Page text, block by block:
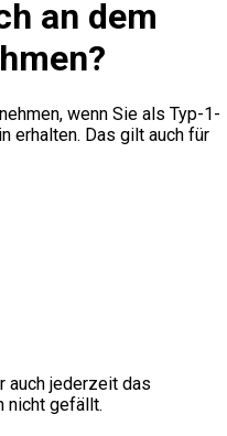
an dem
wenn Sie als Typ-1-
erhalten. Das gilt auch für
auch jederzeit das
nicht gefällt.